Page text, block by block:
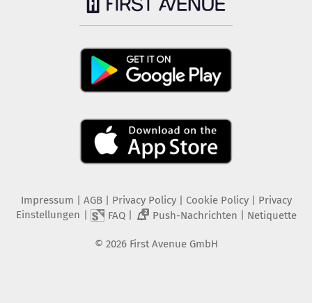
Impressum | AGB | Privacy Policy| Cookie Policy| Privacy
Einstellungen | FAQ| 2 Push-Nachrichten | Netiquette
© 2026 First Avenue GmbH